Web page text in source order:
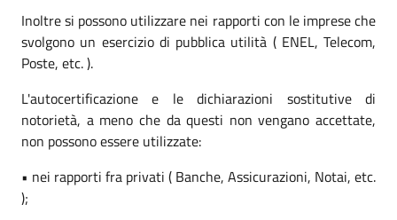
Inoltre si possono utilizzare nei rapporti con le imprese che
svolgono un esercizio di pubblica utilità ( ENEL, Telecom,
Poste, etc. ).
L'autocertificazione e le dichiarazioni sostitutive di
notorietà, a meno che da questi non vengano accettate,
non possono essere utilizzate:
• nei rapporti fra privati ( Banche, Assicurazioni, Notai, etc.
);